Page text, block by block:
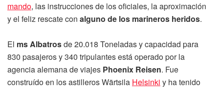
mando, las instrucciones de los oficiales, la aproximación
y el feliz rescate con alguno de los marineros heridos.
El ms Albatrosde 20.018 Toneladas y capacidad para
830 pasajeros y 340 tripulantes está operado por la
agencia alemana de viajes Phoenix Reisen. Fue
construído en los astilleros Wärtsila Helsinki y ha tenido